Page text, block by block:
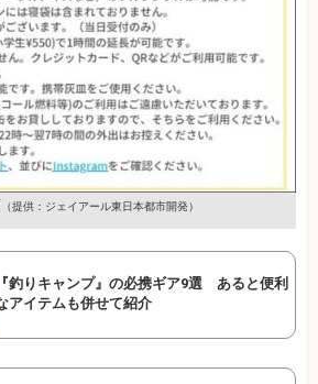
（提供：ジェイアール東日本都市開発）
『釣りキャンプ』の必携ギア9選 あると便利
アイテムも併せて紹介